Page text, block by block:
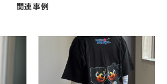
関連事例